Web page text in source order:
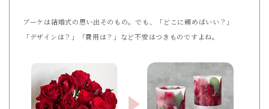
ブーケは結婚式の思い出そのもの。でも、「どこに頼めばいい？」
「デザインは？」「費用は？」など不安はつきものですよね。